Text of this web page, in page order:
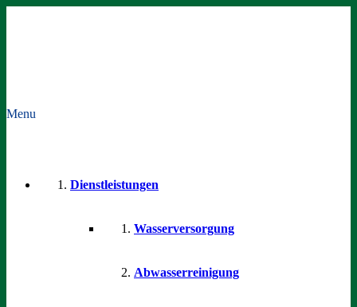
Menu
Dienstleistungen
Wasserversorgung
Abwasserreinigung